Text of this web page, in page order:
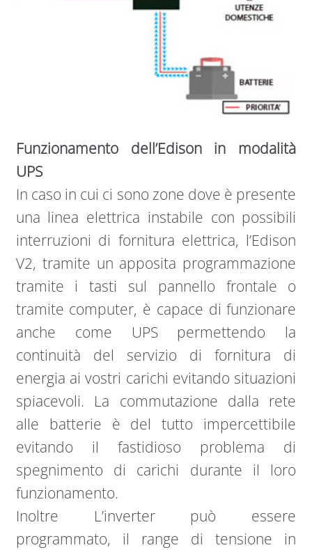
Funzionamento dell’Edison in modalità
UPS
In caso in cui ci sono zone dove è presente
una linea elettrica instabile con possibili
interruzioni di fornitura elettrica, l’Edison
V2, tramite un apposita programmazione
tramite i tasti sul pannello frontale o
tramite computer, è capace di funzionare
anche come UPS permettendo la
continuità del servizio di fornitura di
energia ai vostri carichi evitando situazioni
spiacevoli. La commutazione dalla rete
alle batterie è del tutto impercettibile
evitando il fastidioso problema di
spegnimento di carichi durante il loro
funzionamento.
Inoltre L’inverter può essere
programmato, il range di tensione in